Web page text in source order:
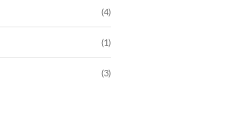
(4)
(1)
(3)